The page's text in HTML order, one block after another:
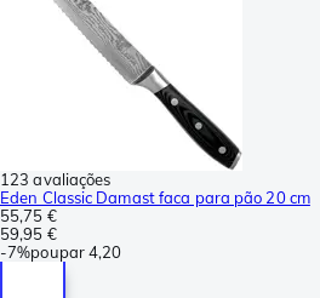
123 avaliações
Eden Classic Damast faca para pão 20 cm
55,75 €
59,95 €
-7%poupar4,20